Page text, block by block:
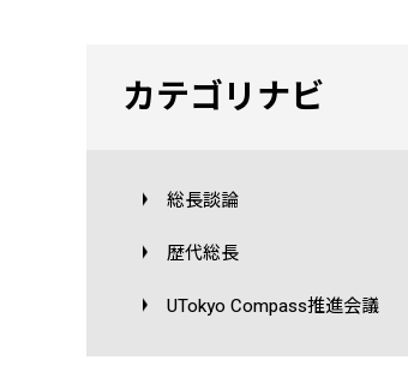
カテゴリナビ
総長談論
歴代総長
UTokyo Compass推進会議